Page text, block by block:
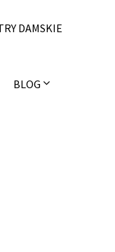
DAMSKIE
BLOG